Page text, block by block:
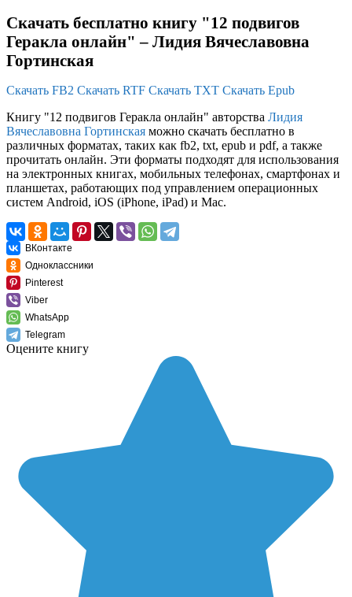
Скачать бесплатно книгу "12 подвигов
Геракла онлайн" – Лидия Вячеславовна
Гортинская
Скачать FB2 Скачать RTF Скачать TXT Скачать Epub
Книгу "12 подвигов Геракла онлайн" авторства Лидия
Вячеславовна Гортинская можно скачать бесплатно в
различных форматах, таких как fb2, txt, epub и pdf, а также
прочитать онлайн. Эти форматы подходят для использования
на электронных книгах, мобильных телефонах, смартфонах и
планшетах, работающих под управлением операционных
систем Android, iOS (iPhone, iPad) и Mac.
ВКонтакте
Одноклассники
Pinterest
Viber
WhatsApp
Telegram
Оцените книгу